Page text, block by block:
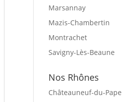
Marsannay
Mazis-Chambertin
Montrachet
Savigny-Lès-Beaune
Nos Rhônes
Châteauneuf-du-Pape